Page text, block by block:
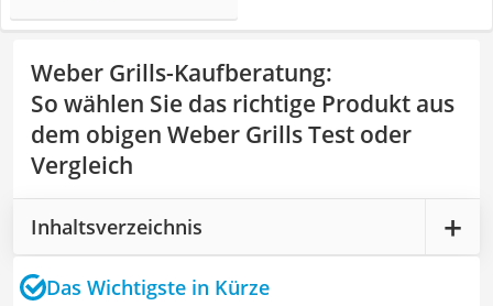
Weber Grills-Kaufberatung:
So wählen Sie das richtige Produkt aus
dem obigen Weber Grills Test oder
Vergleich
Inhaltsverzeichnis
Das Wichtigste in Kürze